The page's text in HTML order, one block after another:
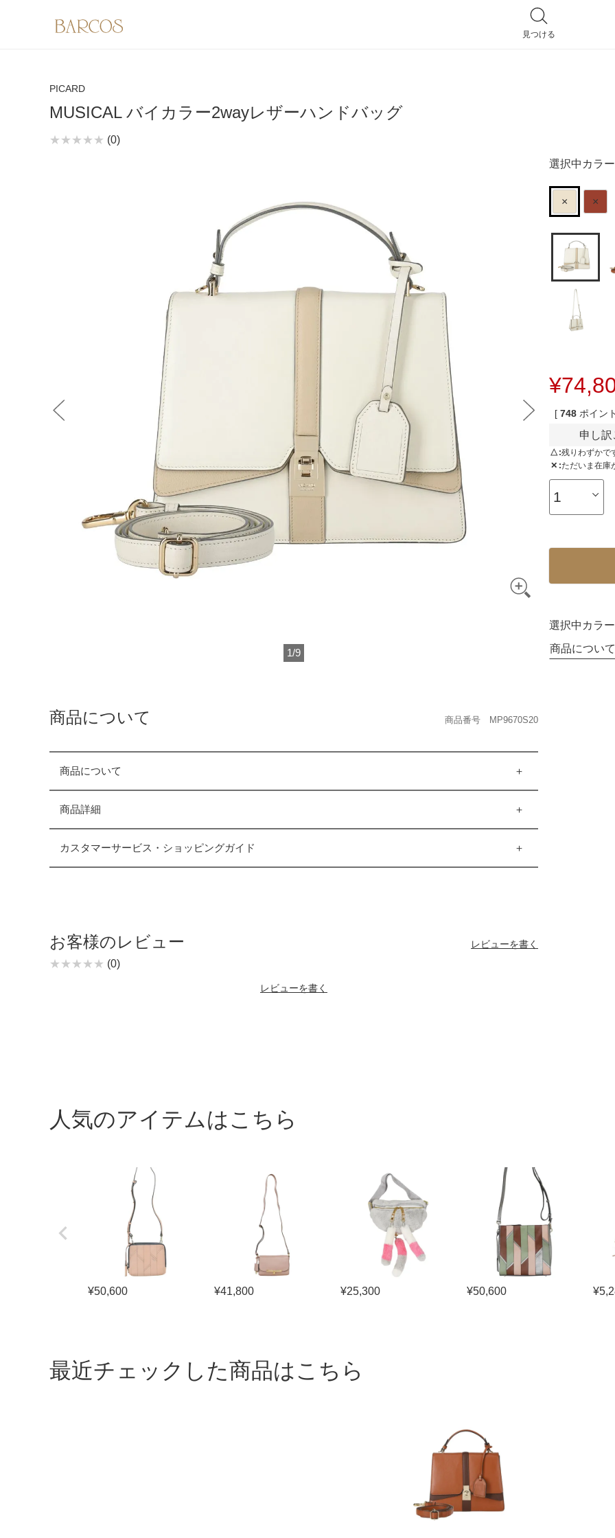
見つける
全てのバッグ
リュック
2way
PICARD
MUSICAL バイカラー2wayレザーハンドバッグ
(0)
1/9
選択中カラー
× ×
¥
[ 748 ポイン
申し訳
△ 残りわずかで
✕ ただいま在庫
選択中カラー
商品につい
商品について 商品番号 MP9670S20
商品について
商品詳細
カスタマーサービス・ショッピングガイド
お客様のレビュー レビューを書く
(0)
レビューを書く
人気のアイテムはこちら
¥50,600 ¥41,800 ¥25,300 ¥50,600 ¥
最近チェックした商品はこちら